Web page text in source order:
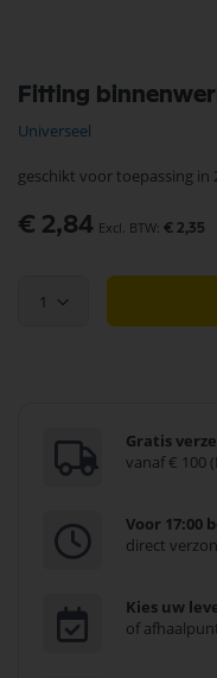
Fitting
Universeel
geschikt voor toepassing in
€ 2,84 € 2,35
1
Gratis
vanaf € 100
Voor 17:00
direct
Kies uw
of
Ga
naar
het
begin
de
gallerij